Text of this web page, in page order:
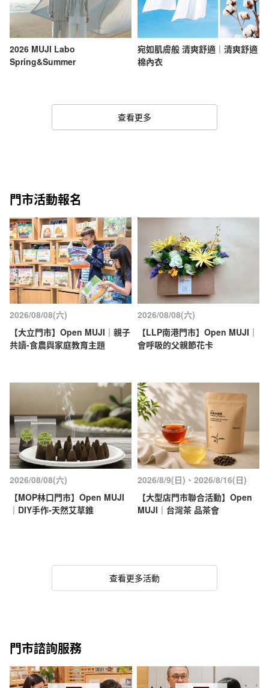
2026 MUJI Labo
Spring&Summer
宛如肌膚般 清爽舒適｜清爽舒適
棉內衣
查看更多
門市活動報名
2026/08/08(六)
【大立門市】Open MUJI｜親子
共讀-食農與家庭教育主題
2026/08/08(六)
【LLP南港門市】Open MUJI｜
會呼吸的父親節花卡
2026/08/08(六)
【MOP林口門市】Open MUJI
｜DIY手作-天然艾草錐
2026/8/9(日)、2026/8/16(日)
【大型店門市聯合活動】Open
MUJI｜台灣茶 品茶會
查看更多活動
門市諮詢服務